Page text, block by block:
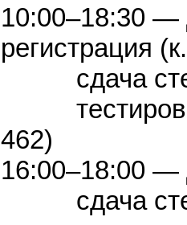
10:00–18:30 —
регистрация
сдача
462)
16:00–18:00 —
сдача